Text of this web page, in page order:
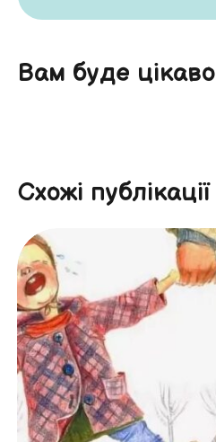
Вам буде цікаво
Схожі публікації